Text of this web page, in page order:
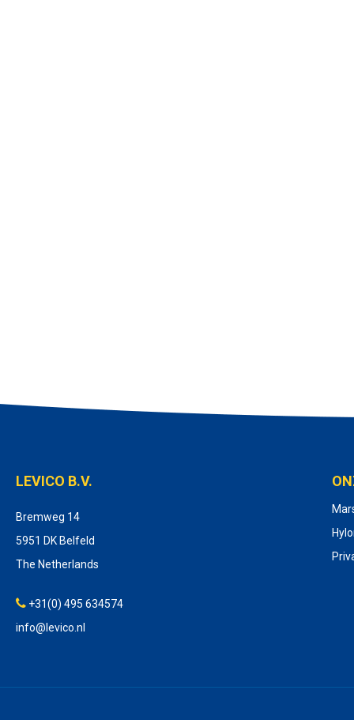
LEVICO B.V.
Bremweg 14
5951 DK Belfeld
The Netherlands
+31(0) 495 634574
info@levico.nl